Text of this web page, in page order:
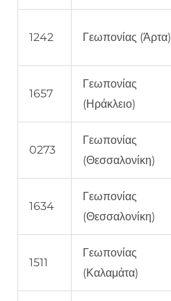
1242 Γεωπονίας (Άρτα)
1657
Γεωπονίας
(Ηράκλειο)
0273
Γεωπονίας
(Θεσσαλονίκη)
1634
Γεωπονίας
(Θεσσαλονίκη)
1511
Γεωπονίας
(Καλαμάτα)